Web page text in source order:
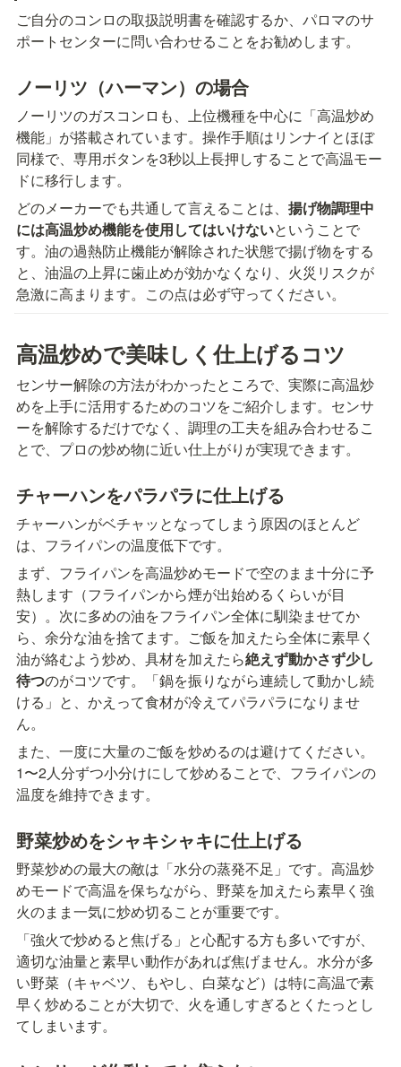
ご自分のコンロの取扱説明書を確認するか、パロマのサ
ポートセンターに問い合わせることをお勧めします。
ノーリツ（ハーマン）の場合
ノーリツのガスコンロも、上位機種を中心に「高温炒め
機能」が搭載されています。操作手順はリンナイとほぼ
同様で、専用ボタンを3秒以上長押しすることで高温モー
ドに移行します。
どのメーカーでも共通して言えることは、 揚げ物調理中
には高温炒め機能を使用してはいけないということで
す。油の過熱防止機能が解除された状態で揚げ物をする
と、油温の上昇に歯止めが効かなくなり、火災リスクが
急激に高まります。この点は必ず守ってください。
高温炒めで美味しく仕上げるコツ
センサー解除の方法がわかったところで、実際に高温炒
めを上手に活用するためのコツをご紹介します。センサ
ーを解除するだけでなく、調理の工夫を組み合わせるこ
とで、プロの炒め物に近い仕上がりが実現できます。
チャーハンをパラパラに仕上げる
チャーハンがベチャッとなってしまう原因のほとんど
は、フライパンの温度低下です。
まず、フライパンを高温炒めモードで空のまま十分に予
熱します（フライパンから煙が出始めるくらいが目
安）。次に多めの油をフライパン全体に馴染ませてか
ら、余分な油を捨てます。ご飯を加えたら全体に素早く
油が絡むよう炒め、具材を加えたら絶えず動かさず少し
待つのがコツです。「鍋を振りながら連続して動かし続
ける」と、かえって食材が冷えてパラパラになりませ
ん。
また、一度に大量のご飯を炒めるのは避けてください。
1〜2人分ずつ小分けにして炒めることで、フライパンの
温度を維持できます。
野菜炒めをシャキシャキに仕上げる
野菜炒めの最大の敵は「水分の蒸発不足」です。高温炒
めモードで高温を保ちながら、野菜を加えたら素早く強
火のまま一気に炒め切ることが重要です。
「強火で炒めると焦げる」と心配する方も多いですが、
適切な油量と素早い動作があれば焦げません。水分が多
い野菜（キャベツ、もやし、白菜など）は特に高温で素
早く炒めることが大切で、火を通しすぎるとくたっとし
てしまいます。